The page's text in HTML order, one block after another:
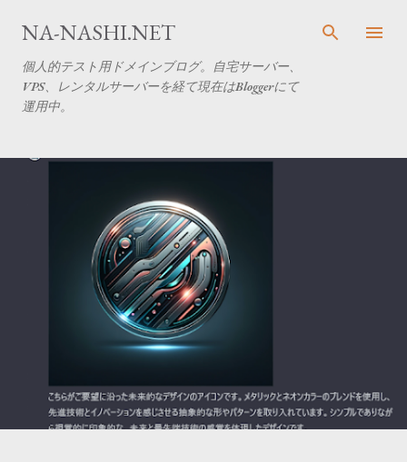
スキップしてメイン コンテンツに移動
NA-NASHI.NET
個人的テスト用ドメインブログ。自宅サーバー、
VPS、レンタルサーバーを経て現在はBloggerにて
運用中。